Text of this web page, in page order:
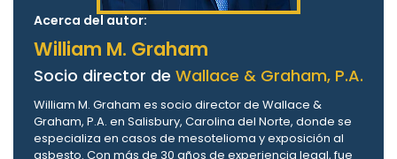
Acerca del autor:
William M. Graham
Socio director de Wallace & Graham, P.A.
William M. Graham es socio director de Wallace &
Graham, P.A. en Salisbury, Carolina del Norte, donde se
especializa en casos de mesotelioma y exposición al
asbesto. Con más de 30 años de experiencia legal, fue